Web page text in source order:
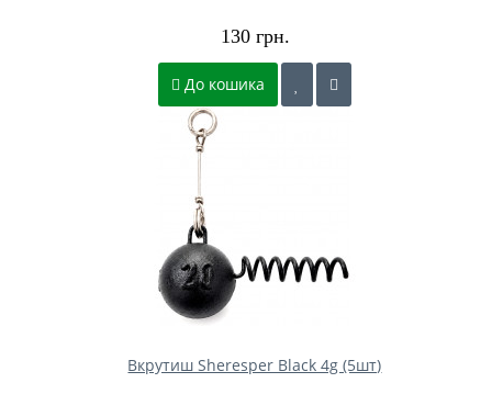
130 грн.
До кошика
Вкрутиш Sheresper Black 4g (5шт)